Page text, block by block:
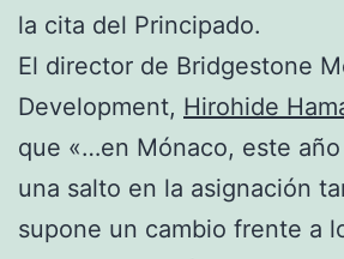
la cita del Principado.
El director de Bridgestone
Development, Hirohide
que «…en Mónaco, este
una salto en la asignación
supone un cambio frente a